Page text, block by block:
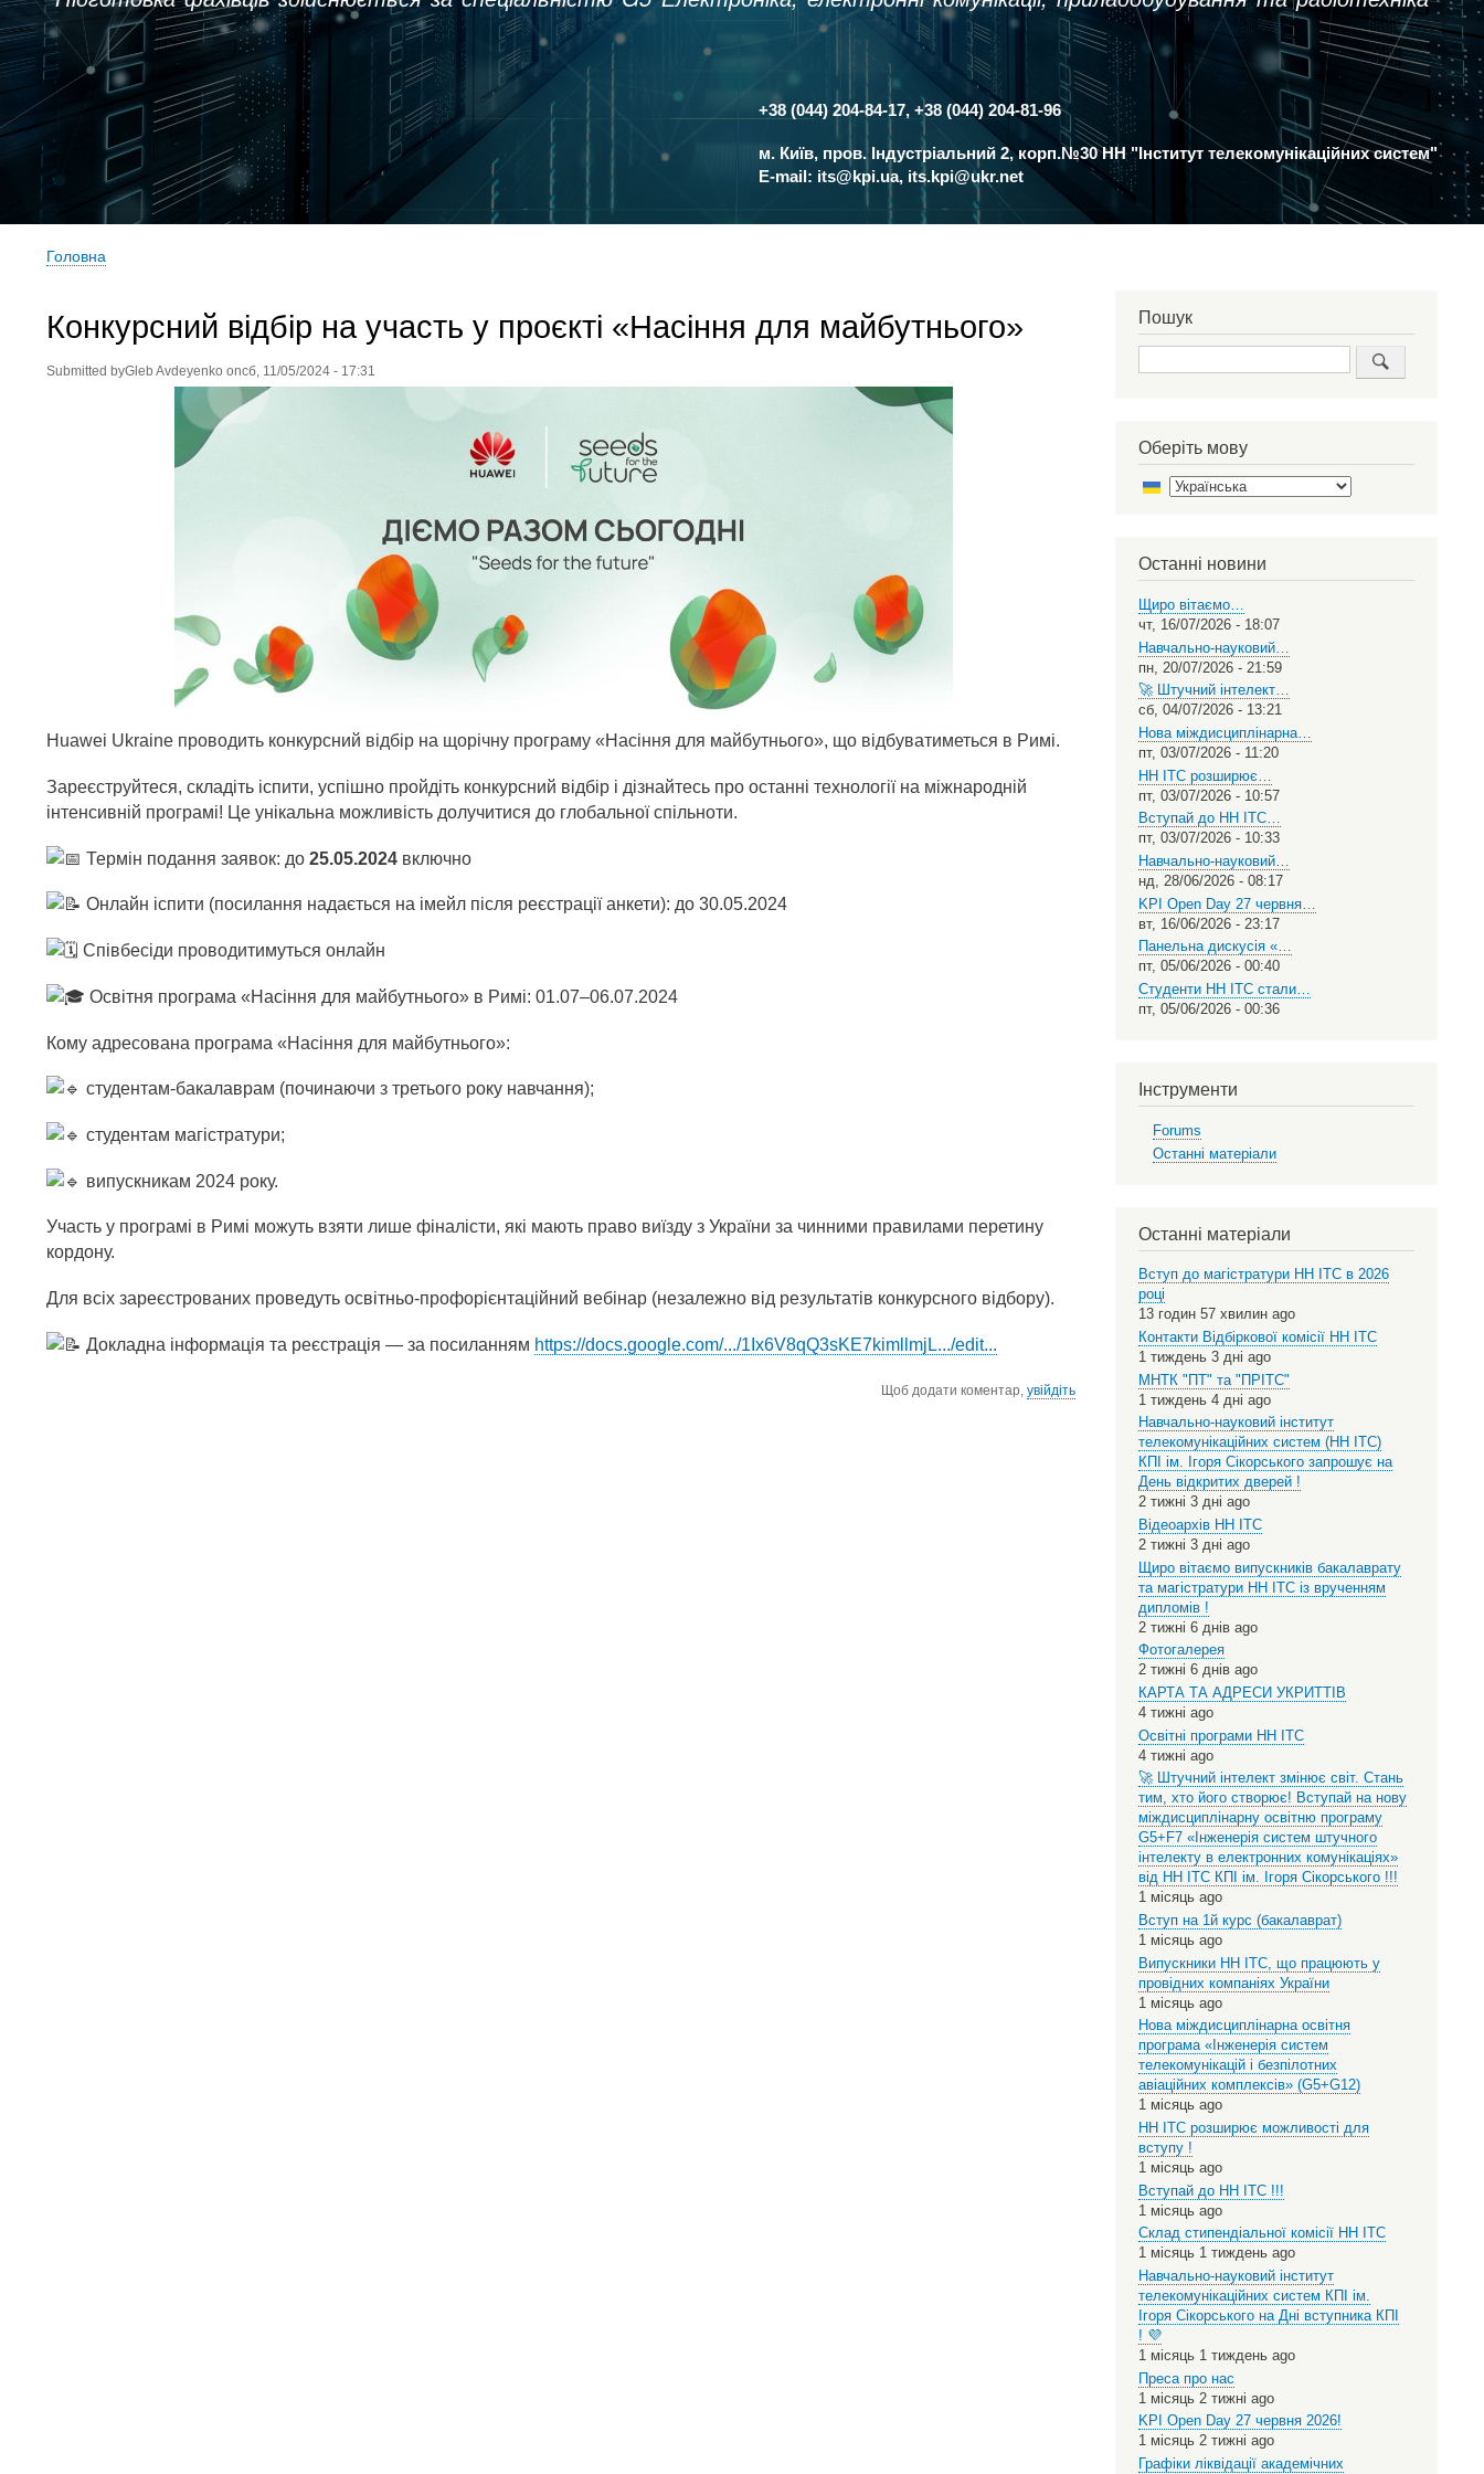
+38 (044) 204-84-17, +38 (044) 204-81-96
м. Київ, пров. Індустріальний 2, корп.№30 НН "Інститут телекомунікаційних систем"
E-mail: its@kpi.ua, its.kpi@ukr.net
Головна
Конкурсний відбір на участь у проєкті «Насіння для майбутнього»
Submitted byGleb Avdeyenko onсб, 11/05/2024 - 17:31
Huawei Ukraine проводить конкурсний відбір на щорічну програму «Насіння для майбутнього», що відбуватиметься в Римі.
Зареєструйтеся, складіть іспити, успішно пройдіть конкурсний відбір і дізнайтесь про останні технології на міжнародній
інтенсивній програмі! Це унікальна можливість долучитися до глобальної спільноти.
Термін подання заявок: до 25.05.2024 включно
Онлайн іспити (посилання надається на імейл після реєстрації анкети): до 30.05.2024
Співбесіди проводитимуться онлайн
Освітня програма «Насіння для майбутнього» в Римі: 01.07–06.07.2024
Кому адресована програма «Насіння для майбутнього»:
студентам-бакалаврам (починаючи з третього року навчання);
студентам магістратури;
випускникам 2024 року.
Участь у програмі в Римі можуть взяти лише фіналісти, які мають право виїзду з України за чинними правилами перетину
кордону.
Для всіх зареєстрованих проведуть освітньо-профорієнтаційний вебінар (незалежно від результатів конкурсного відбору).
Докладна інформація та реєстрація — за посиланням https://docs.google.com/.../1Ix6V8qQ3sKE7kimllmjL.../edit...
Щоб додати коментар, увійдіть
Пошук
Оберіть мову
Останні новини
Щиро вітаємо…
чт, 16/07/2026 - 18:07
Навчально-науковий…
пн, 20/07/2026 - 21:59
🚀 Штучний інтелект…
сб, 04/07/2026 - 13:21
Нова міждисциплінарна…
пт, 03/07/2026 - 11:20
НН ІТС розширює…
пт, 03/07/2026 - 10:57
Вступай до НН ІТС…
пт, 03/07/2026 - 10:33
Навчально-науковий…
нд, 28/06/2026 - 08:17
KPI Open Day 27 червня…
вт, 16/06/2026 - 23:17
Панельна дискусія «…
пт, 05/06/2026 - 00:40
Студенти НН ІТС стали…
пт, 05/06/2026 - 00:36
Інструменти
Forums
Останні матеріали
Останні матеріали
Вступ до магістратури НН ІТС в 2026
році
13 годин 57 хвилин ago
Контакти Відбіркової комісії НН ІТС
1 тиждень 3 дні ago
МНТК "ПТ" та "ПРІТС"
1 тиждень 4 дні ago
Навчально-науковий інститут
телекомунікаційних систем (НН ІТС)
КПІ ім. Ігоря Сікорського запрошує на
День відкритих дверей !
2 тижні 3 дні ago
Відеоархів НН ІТС
2 тижні 3 дні ago
Щиро вітаємо випускників бакалаврату
та магістратури НН ІТС із врученням
дипломів !
2 тижні 6 днів ago
Фотогалерея
2 тижні 6 днів ago
КАРТА ТА АДРЕСИ УКРИТТІВ
4 тижні ago
Освітні програми НН ІТС
4 тижні ago
🚀 Штучний інтелект змінює світ. Стань
тим, хто його створює! Вступай на нову
міждисциплінарну освітню програму
G5+F7 «Інженерія систем штучного
інтелекту в електронних комунікаціях»
від НН ІТС КПІ ім. Ігоря Сікорського !!!
1 місяць ago
Вступ на 1й курс (бакалаврат)
1 місяць ago
Випускники НН ІТС, що працюють у
провідних компаніях України
1 місяць ago
Нова міждисциплінарна освітня
програма «Інженерія систем
телекомунікацій і безпілотних
авіаційних комплексів» (G5+G12)
1 місяць ago
НН ІТС розширює можливості для
вступу !
1 місяць ago
Вступай до НН ІТС !!!
1 місяць ago
Склад стипендіальної комісії НН ІТС
1 місяць 1 тиждень ago
Навчально-науковий інститут
телекомунікаційних систем КПІ ім.
Ігоря Сікорського на Дні вступника КПІ
! 💜
1 місяць 1 тиждень ago
Преса про нас
1 місяць 2 тижні ago
KPI Open Day 27 червня 2026!
1 місяць 2 тижні ago
Графіки ліквідації академічних